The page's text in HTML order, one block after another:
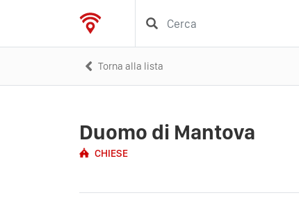
Torna alla lista
Duomo di Mantova
CHIESE